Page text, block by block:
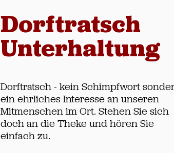
Dorftratsch
Unterhaltung
Dorftratsch - kein Schimpfwort
ein ehrliches Interesse an unseren
Mitmenschen im Ort. Stehen Sie sich
doch an die Theke und hören Sie
einfach zu.